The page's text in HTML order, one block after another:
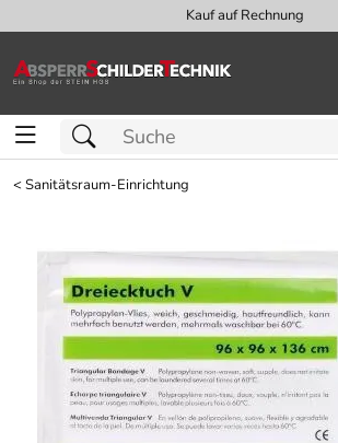
Kauf auf Rechnung
<Sanitätsraum-Einrichtung